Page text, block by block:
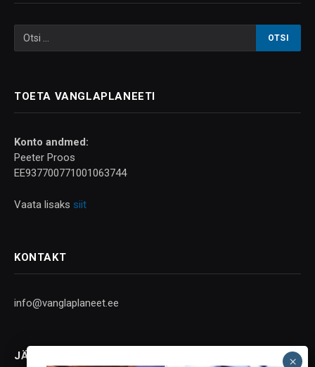
TOETA VANGLAPLANEETI
Konto andmed:
Peeter Proos
EE937700771001063744
Vaata lisaks siit
KONTAKT
info@vanglaplaneet.ee
JÄLGI SOTSIAALMEEDIAS